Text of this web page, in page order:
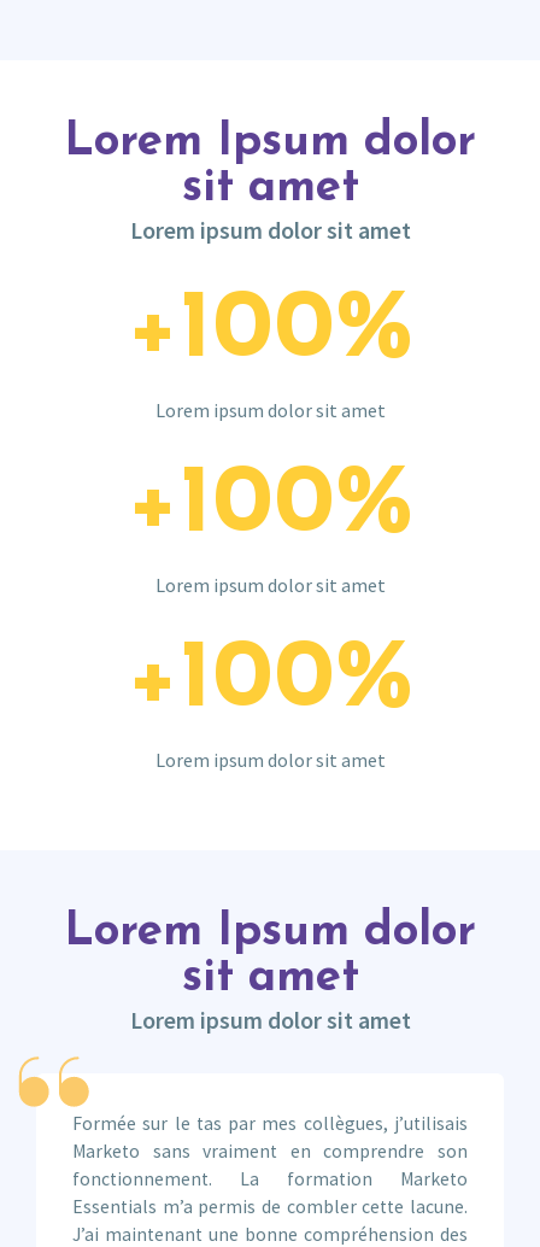
Lorem Ipsum dolor
sit amet
Lorem ipsum dolor sit amet
+100%
Lorem ipsum dolor sit amet
+100%
Lorem ipsum dolor sit amet
+100%
Lorem ipsum dolor sit amet
Lorem Ipsum dolor
sit amet
Lorem ipsum dolor sit amet
Formée sur le tas par mes collègues, j’utilisais
Marketo sans vraiment en comprendre son
fonctionnement. La formation Marketo
Essentials m’a permis de combler cette lacune.
J’ai maintenant une bonne compréhension des